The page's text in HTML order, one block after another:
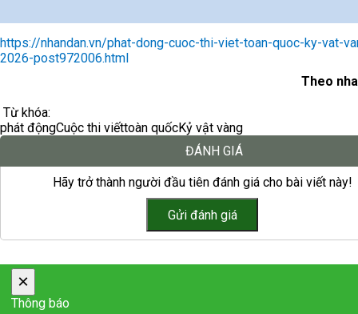
https://nhandan.vn/phat-dong-cuoc-thi-viet-toan-quoc-ky-vat-
2026-post972006.html
Theo
Từ khóa:
phát độngCuộc thi viếttoàn quốcKỷ vật vàng
ĐÁNH GIÁ
Hãy trở thành người đầu tiên đánh giá cho bài viết này!
×
Thông báo